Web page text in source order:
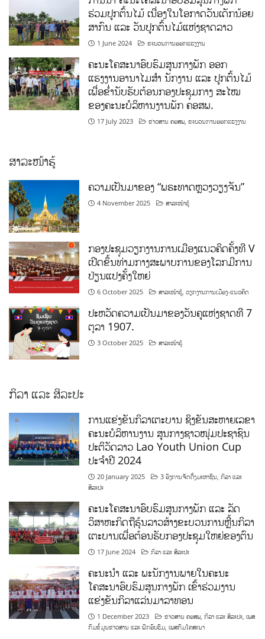
ຮ່ວມປູກຕົ້ນໄມ້ ເນື່ອງໃນໂອກາດວັນເດັກນ້ອຍ
ສາກົນ ແລະ ວັນປູກຕົ້ນໄມ້ແຫ່ງຊາດລາວ
1 June 2024 ຂະບວນການອອກແຮງງານ
ຄະນະໂຄສະນາອົບຮົມສູນກາງພັກ ອອກ
ແຮງງານອານາໄມສໍາ ນັກງານ ແລະ ປູກຕົ້ນໄມ້
ເພື່ອຂໍ່ານັບຮັບຕ້ອນກອງປະຊຸມກາງ ສະໄໝ
ຂອງຄະນະບໍລິຫານງານພັກ ຄອສພ.
17 July 2023 ຂ່າວສານ ຄອສພ ,ຂະບວນການອອກແຮງງານ
ສາລະໜ້າຮູ້
ຄວາມເປັນມາຂອງ “ພຣະທາດຫຼວງວຽງຈັນ”
4 November 2025 ສາລະໜ້າຮູ້
ກອງປະຊຸມວຽກງານການເມືອງແນວຄິດຄັ້ງທີ V
ເປີດຂຶ້ນທ່າມກາງສະພາບການຂອງໂລກມີການ
ປ່ຽນແປງຄັ້ງໃຫຍ່
6 October 2025 ສາລະໜ້າຮູ້,ວຽກງານການເມືອງ-ແນວຄິດ
ປະຫວັດຄວາມເປັນມາຂອງວັນຄູແຫ່ງຊາດທີ 7
ຕຸລາ 1907.
3 October 2025 ສາລະໜ້າຮູ້
ກິລາ ແລະ ສິລະປະ
ການແຂ່ງຂັນກິລາເຕະບານ ຊິງຂັນສະຫາຍເລຂາ
ຄະນະບໍລິຫານງານ ສູນກາງຊາວໜຸ່ມປະຊາຊົນ
ປະຕິວັດລາວ Lao Youth Union Cup
ປະຈຳປີ 2024
20 January 2025 3 ອົງການຈັດຕັ້ງມະຫາຊົນ ,ກິລາ ແລະ
ສິລະປະ
ຄະນະໂຄສະນາອົບຮົມສູນກາງພັກ ແລະ ລັດ
ວິສາຫະກິດຖືຮຸ້ນລາວສ້າງຂະບວນການຫຼີ້ນກິລາ
ເຕະບານເພື່ອຕ້ອນຮັບກອງປະຊຸມໃຫຍ່ຂອງຕົນ
17 June 2024 ກິລາ ແລະ ສິລະປະ
ຄະນະນຳ ແລະ ພະນັກງານພາຍໃນຄະນະ
ໂຄສະນາອົບຮົມສູນກາງພັກ ເຂົ້າຮ່ວມງານ
ແຂ່ງຂັນກິລາແລ່ນມາລາທອນ
1 December 2023 ຂ່າວສານ ຄອສພ ,ກິລາ ແລະ ສິລະປະ ,ເພສ
ກົມຂໍ້ມູນຂ່າວສານ ແລະ ຝຶກອົບຮົມ ,ເພສກົມໂຄສະນາ